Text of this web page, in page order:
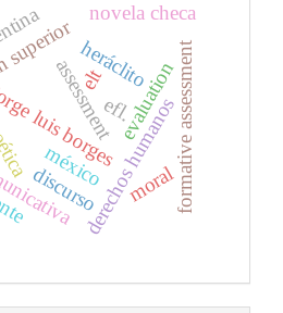
discurso
luis borges
heráclito
derechos humanos
moral
méxico
novela checa
assessmentevaluationformative assessment
elt
efl.